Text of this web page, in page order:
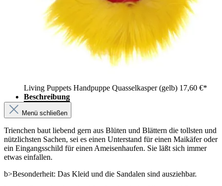
Living Puppets Handpuppe Quasselkasper (gelb) 17,60 €*
Beschreibung
Menü schließen
Trienchen baut liebend gern aus Blüten und Blättern die tollsten und
nützlichsten Sachen, sei es einen Unterstand für einen Maikäfer oder
ein Eingangsschild für einen Ameisenhaufen. Sie läßt sich immer
etwas einfallen.
b>Besonderheit: Das Kleid und die Sandalen sind ausziehbar.